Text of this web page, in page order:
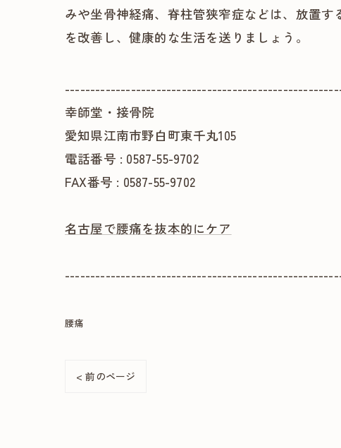
みや坐骨神経痛、脊柱管狭窄症などは、放置
を改善し、健康的な生活を送りましょう。
幸師堂・接骨院
愛知県江南市野白町東千丸105
電話番号 : 0587-55-9702
FAX番号 : 0587-55-9702
名古屋で腰痛を抜本的にケア
腰痛
< 前のページ